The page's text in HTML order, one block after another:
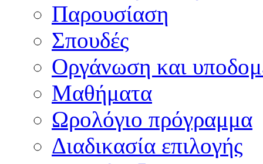
Παρουσίαση
Σπουδές
Οργάνωση και
Μαθήματα
Ωρολόγιο πρόγραμμα
Διαδικασία επιλογής